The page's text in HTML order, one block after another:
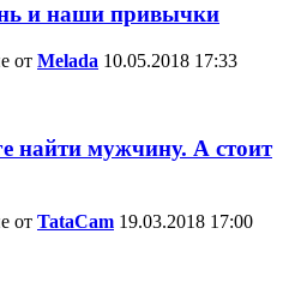
и наши привычки
от Melada 10.05.2018 17:33
найти мужчину. А стоит
от TataCam 19.03.2018 17:00